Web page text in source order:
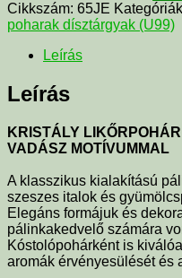
Cikkszám: 65JE
poharak dísztárgyak (U99)
Leírás
Leírás
KRISTÁLY
VADÁSZ MOTÍVUMMAL
A klasszikus kialakítású
szeszes italok és
Elegáns formájuk és
pálinkakedvelő számára
Kóstolópohárként is
aromák érvényesülését és